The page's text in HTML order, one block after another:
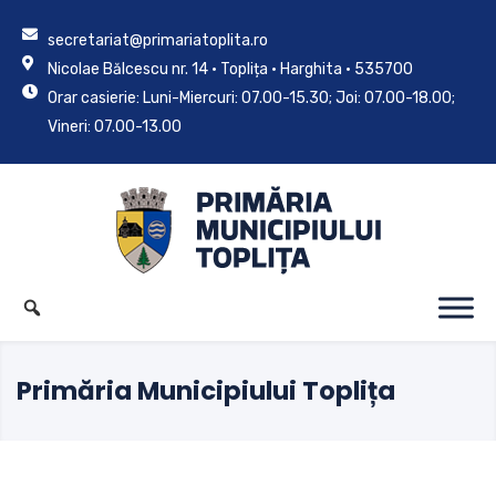
secretariat@primariatoplita.ro
Nicolae Bălcescu nr. 14 • Toplița • Harghita • 535700
Orar casierie: Luni-Miercuri: 07.00-15.30; Joi: 07.00-18.00;
Vineri: 07.00-13.00
Primăria Municipiului Toplița